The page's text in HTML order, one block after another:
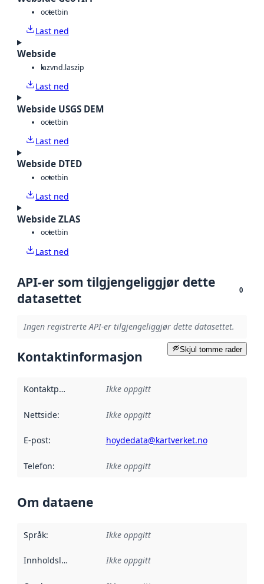
octetbin
Last ned
Webside
lazvnd.laszip
Last ned
Webside USGS DEM
octetbin
Last ned
Webside DTED
octetbin
Last ned
Webside ZLAS
octetbin
Last ned
API-er som tilgjengeliggjør dette
datasettet
0
Ingen registrerte API-er tilgjengeliggjør dette datasettet.
Skjul tomme rader
Kontaktinformasjon
Kontaktpunkt Ikke oppgitt
Nettside: Ikke oppgitt
E-post: hoydedata@kartverket.no
Telefon: Ikke oppgitt
Om dataene
Språk: Ikke oppgitt
Innholdsleverandører :
Ikke oppgitt